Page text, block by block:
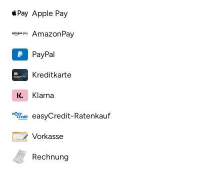
Apple Pay
AmazonPay
PayPal
Kreditkarte
Klarna
easyCredit-Ratenkauf
Vorkasse
Rechnung
Koblenz
Köln
Landkreis Rostock
Landshut
Langenselbold